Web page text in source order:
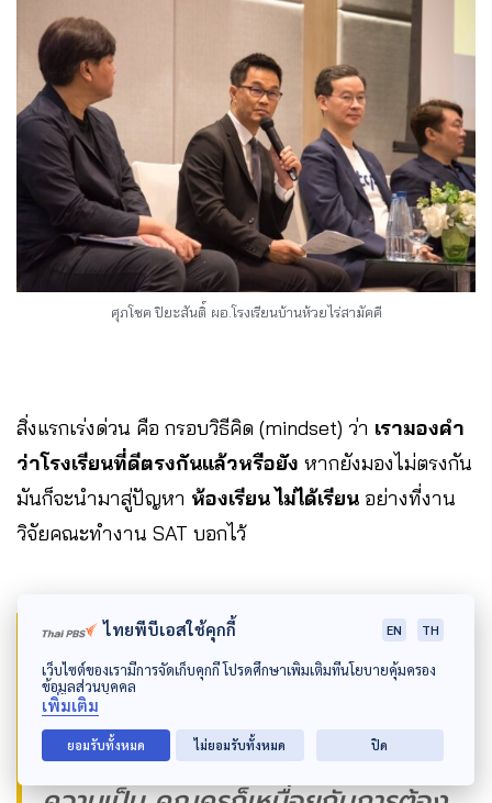
ศุภโชค ปิยะสันติ์ ผอ.โรงเรียนบ้านห้วยไร่สามัคคี
สิ่งแรกเร่งด่วน คือ กรอบวิธีคิด (mindset) ว่า เรามองคำ
ว่าโรงเรียนที่ดีตรงกันแล้วหรือยัง หากยังมองไม่ตรงกัน
มันก็จะนำมาสู่ปัญหา ห้องเรียน ไม่ได้เรียน อย่างที่งาน
วิจัยคณะทำงาน SAT บอกไว้
“เราต้องเลือก และเข้มแข็งพอสมควร
ว่า Schooling ที่ดีของ โรงเรียนผม
คืออะไร ? ถ้าไม่เลือก รับทั้งหมดไว้
เราจะไปไม่ถึงปลายทาง แต่ในโลกของ
ไทยพีบีเอสใช้คุกกี้ EN TH
เว็บไซต์ของเรามีการจัดเก็บคุกกี้ โปรดศึกษาเพิ่มเติมที่นโยบายคุ้มครอง
ข้อมูลส่วนบุคคล
เพิ่มเติม
ยอมรับทั้งหมด ไม่ยอมรับทั้งหมด ปิด